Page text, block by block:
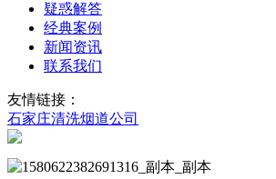
疑惑解答
经典案例
新闻资讯
联系我们
友情链接：
石家庄清洗烟道公司